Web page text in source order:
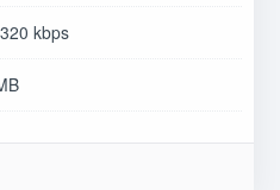
kbps